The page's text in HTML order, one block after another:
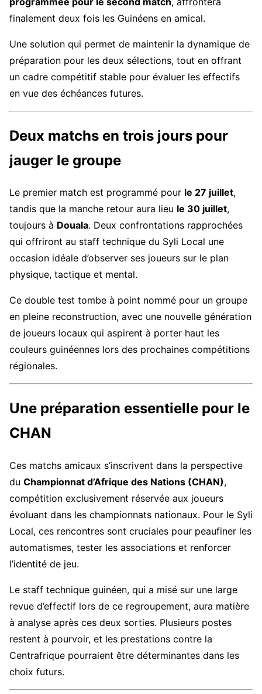
finalement deux fois les Guinéens en amical.
Une solution qui permet de maintenir la dynamique de
préparation pour les deux sélections, tout en offrant
un cadre compétitif stable pour évaluer les effectifs
en vue des échéances futures.
Deux matchs en trois jours pour
jauger le groupe
Le premier match est programmé pour le 27 juillet,
tandis que la manche retour aura lieu le 30 juillet,
toujours à Douala. Deux confrontations rapprochées
qui offriront au staff technique du Syli Local une
occasion idéale d’observer ses joueurs sur le plan
physique, tactique et mental.
Ce double test tombe à point nommé pour un groupe
en pleine reconstruction, avec une nouvelle génération
de joueurs locaux qui aspirent à porter haut les
couleurs guinéennes lors des prochaines compétitions
régionales.
Une préparation essentielle pour le
CHAN
Ces matchs amicaux s’inscrivent dans la perspective
du Championnat d’Afrique des Nations (CHAN),
compétition exclusivement réservée aux joueurs
évoluant dans les championnats nationaux. Pour le Syli
Local, ces rencontres sont cruciales pour peaufiner les
automatismes, tester les associations et renforcer
l’identité de jeu.
Le staff technique guinéen, qui a misé sur une large
revue d’effectif lors de ce regroupement, aura matière
à analyse après ces deux sorties. Plusieurs postes
restent à pourvoir, et les prestations contre la
Centrafrique pourraient être déterminantes dans les
choix futurs.